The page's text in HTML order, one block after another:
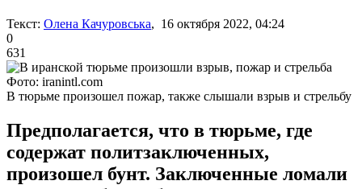
Текст: Олена Качуровська, 16 октября 2022, 04:24
0
631
Фото: iranintl.com
В тюрьме произошел пожар, также слышали взрыв и стрельбу
Предполагается, что в тюрьме, где
содержат политзаключенных,
произошел бунт. Заключенные ломали